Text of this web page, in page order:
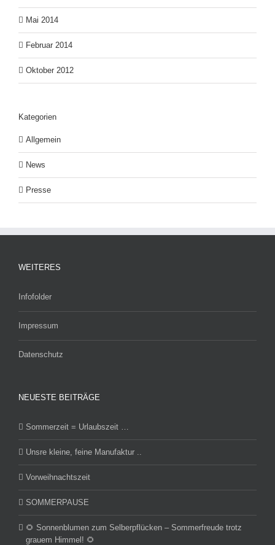
Mai 2014
Februar 2014
Oktober 2012
Kategorien
Allgemein
News
Presse
WEITERES
Infofolder
Impressum
Datenschutz
NEUESTE BEITRÄGE
Sommerzeit = Urlaubszeit …
Unsre kleine, feine Manufaktur ..
Vorweihnachtszeit
SOMMERPAUSE
🌻 Sonnenblumen zum Selberpflücken – Sommerfreude trotz
grauem Himmel! 🌻